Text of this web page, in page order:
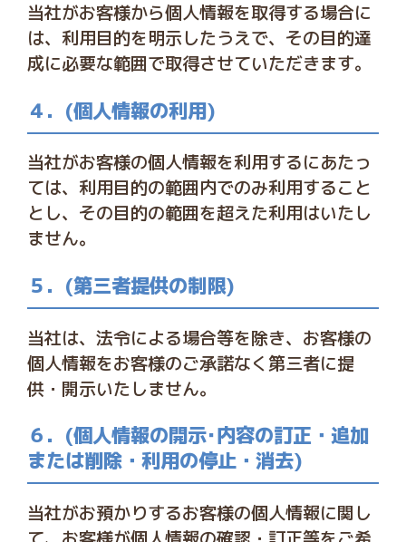
当社がお客様から個人情報を取得する場合に
は、利用目的を明示したうえで、その目的達
成に必要な範囲で取得させていただきます。
４．(個人情報の利用)
当社がお客様の個人情報を利用するにあたっ
ては、利用目的の範囲内でのみ利用すること
とし、その目的の範囲を超えた利用はいたし
ません。
５．(第三者提供の制限)
当社は、法令による場合等を除き、お客様の
個人情報をお客様のご承諾なく第三者に提
供・開示いたしません。
６．(個人情報の開示･内容の訂正・追加
または削除・利用の停止・消去)
当社がお預かりするお客様の個人情報に関し